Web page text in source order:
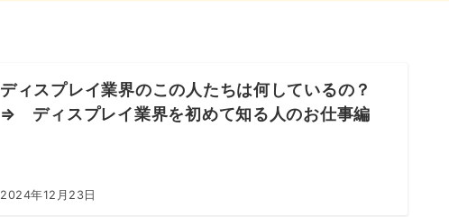
ディスプレイ業界のこの人たちは何しているの？
⇒ ディスプレイ業界を初めて知る人のお仕事編
2024年12月23日